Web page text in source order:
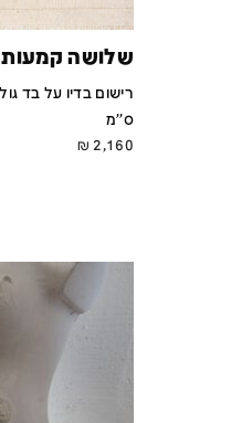
שלושה קמעות
ס''מ
2,160
₪